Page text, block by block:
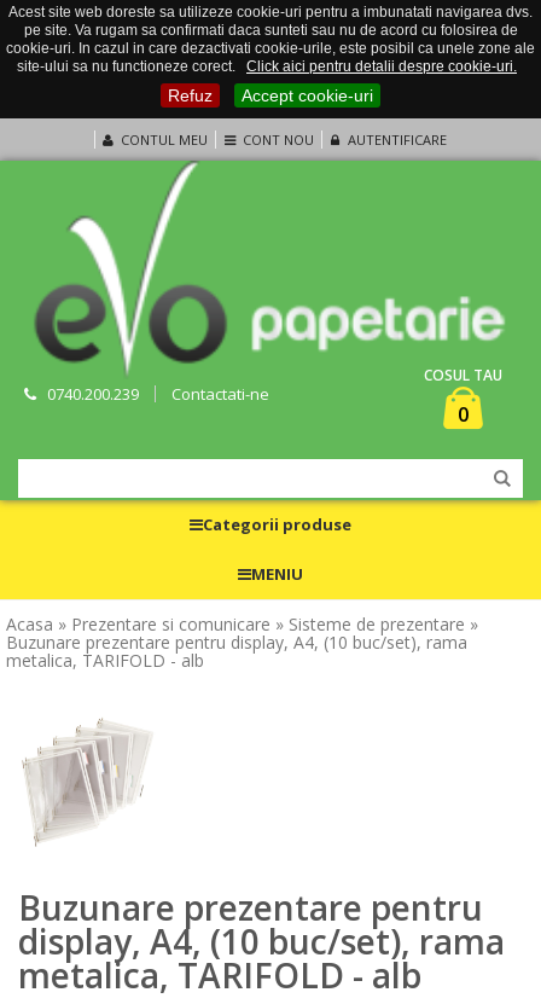
Acest site web doreste sa utilizeze cookie-uri pentru a imbunatati navigarea dvs.
pe site. Va rugam sa confirmati daca sunteti sau nu de acord cu folosirea de
cookie-uri. In cazul in care dezactivati cookie-urile, este posibil ca unele zone ale
site-ului sa nu functioneze corect.
Click aici pentru detalii despre cookie-uri.
Refuz Accept cookie-uri
CONTUL MEU CONT NOU AUTENTIFICARE
0740.200.239 Contactati-ne
COSUL TAU
0
Categorii produse
MENIU
Acasa » Prezentare si comunicare » Sisteme de prezentare »
Buzunare prezentare pentru display, A4, (10 buc/set), rama
metalica, TARIFOLD - alb
Buzunare prezentare pentru
display, A4, (10 buc/set), rama
metalica, TARIFOLD - alb